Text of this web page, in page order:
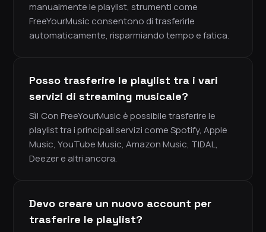
manualmente le playlist, strumenti come
FreeYourMusic consentono di trasferirle
automaticamente, risparmiando tempo e fatica.
Posso trasferire le playlist tra i vari
servizi di streaming musicale?
Sì! Con FreeYourMusic è possibile trasferire le
playlist tra i principali servizi come Spotify, Apple
Music, YouTube Music, Amazon Music, TIDAL,
Deezer e altri ancora.
Devo creare un nuovo account per
trasferire le playlist?